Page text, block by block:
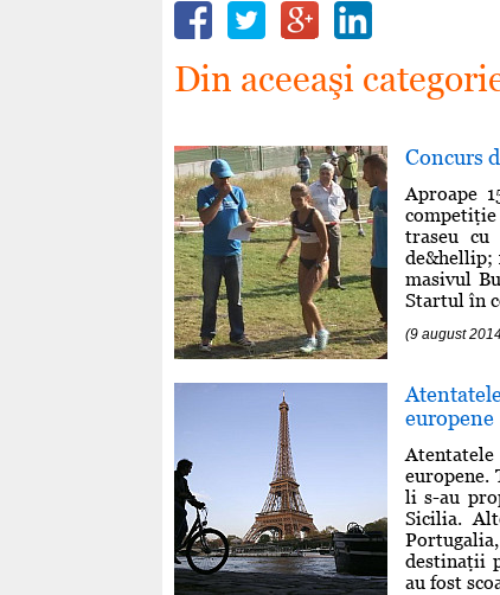
Din aceeaşi
Concurs
Aproape
competiţie
traseu
de&hellip;
masivul
Startul în
(9 august
europene
europene.
li s-au
Sicilia.
destinaţii
au fost